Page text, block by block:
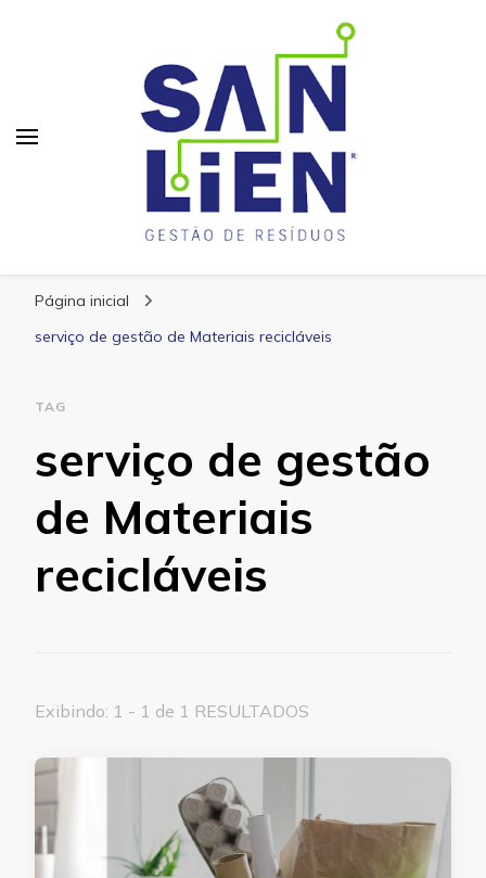
Página inicial
serviço de gestão de Materiais recicláveis
TAG
serviço de gestão
de Materiais
recicláveis
Exibindo: 1 - 1 de 1 RESULTADOS